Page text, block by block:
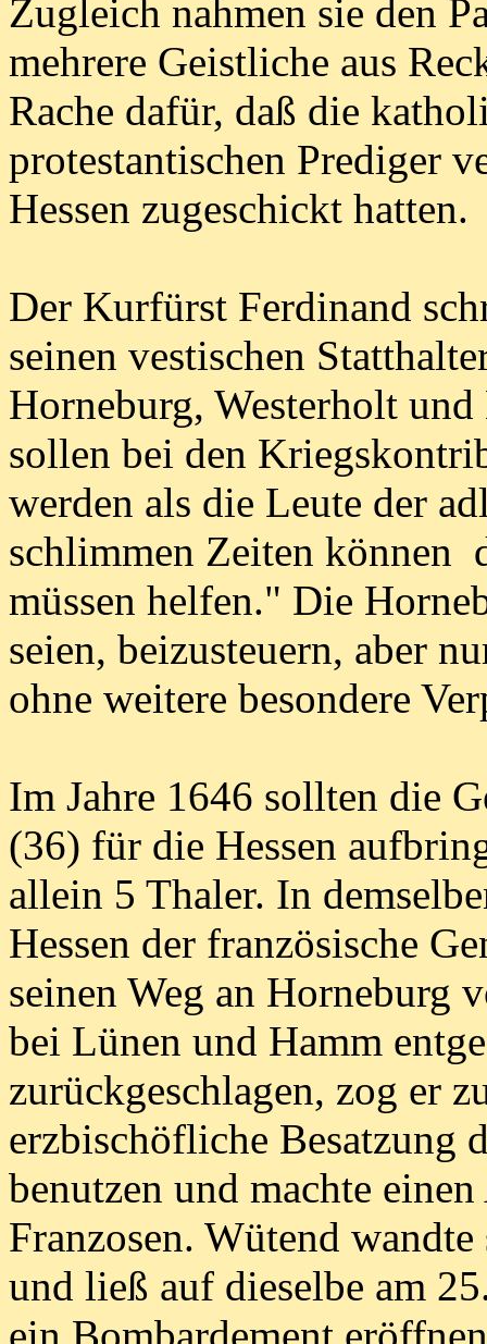
Zugleich nahmen sie den
mehrere Geistliche aus
Rache dafür, daß die
protestantischen Prediger
Hessen zugeschickt hatten.
Der Kurfürst Ferdinand
seinen vestischen
Horneburg, Westerholt
sollen bei den
werden als die Leute der
schlimmen Zeiten können
müssen helfen." Die
seien, beizusteuern, aber
ohne weitere besondere
Im Jahre 1646 sollten die
(36) für die Hessen
allein 5 Thaler. In
Hessen der französische
seinen Weg an Horneburg
bei Lünen und Hamm
zurückgeschlagen, zog er
erzbischöfliche Besatzung
benutzen und machte
Franzosen. Wütend
und ließ auf dieselbe am